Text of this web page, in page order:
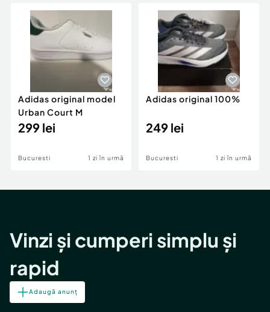
Servicii
Animale de companie
Afaceri și echipamente profesionale
Inchiriere Bunuri si Vehicule
Utilaje agricole si industriale
Piese auto si accesorii
Dacia Duster
Adidas original model
Urban Court M
299 lei
Bucuresti 1 zi în urmă
Adidas original 100%
249 lei
Bucuresti 1 zi în urmă
Vinzi și cumperi simplu și
rapid
Adaugă anunț